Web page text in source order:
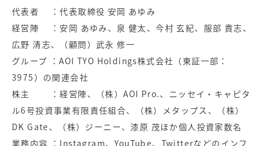
代表者 ：代表取締役 安岡 あゆみ
経営陣 ：安岡 あゆみ、泉 健太、今村 玄紀、服部 貴志、
広野 清志、（顧問）武永 修一
グループ ：AOI TYO Holdings株式会社（東証一部：
3975）の関連会社
株主 ：経営陣、（株）AOI Pro.、ニッセイ・キャピタ
ル6号投資事業有限責任組合、（株）メタップス、（株）
DK Gate、（株）ジーニー、漆原 茂ほか個人投資家数名
業務内容 ：Instagram、YouTube、Twitterなどのインフ